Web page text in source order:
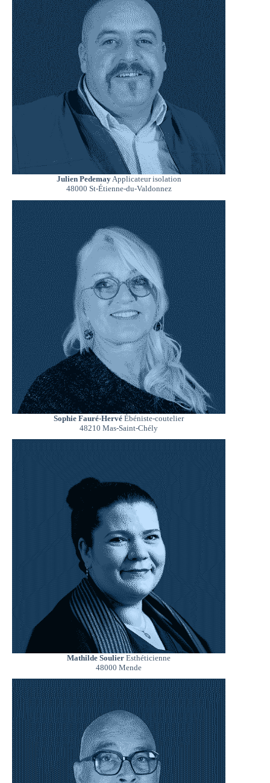
Julien PedemayApplicateur isolation
48000 St-Étienne-du-Valdonnez
Sophie Fauré-Hervé Ébéniste-coutelier
48210 Mas-Saint-Chély
Mathilde Soulier Esthéticienne
48000 Mende